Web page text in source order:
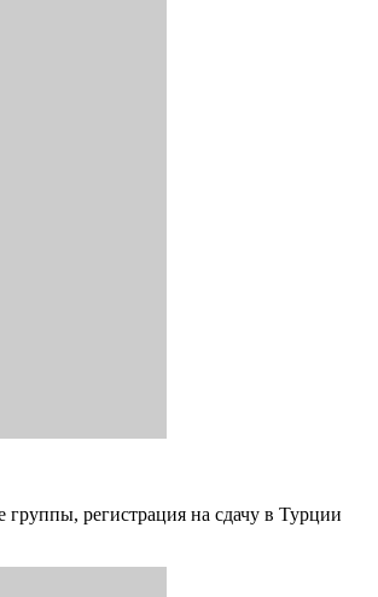
группы, регистрация на сдачу в Турции